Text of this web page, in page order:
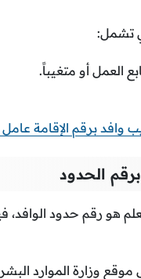
تشمل:
العمل أو متغيباً.
وافد برقم الإقامة
الحدود
هو رقم حدود
وزارة الموارد